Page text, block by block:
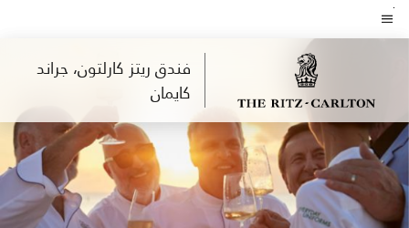
Skip
toنص القائمة
فندق ريتز كارلتون، جراند
كايمان